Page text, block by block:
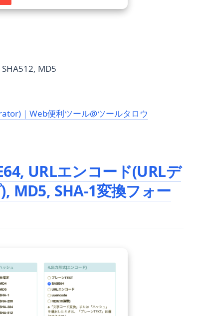
MD5
｜Web便利ツール@ツールタロウ
URLエンコード(URLデ
MD5, SHA-1変換フォー